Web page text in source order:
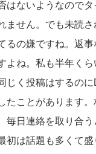
はないようなので
ません。でも未読
るの嫌ですね。返
よね。私も半年く
じく投稿はするの
たことがあります
毎日連絡を取り合
初は話題も多くて